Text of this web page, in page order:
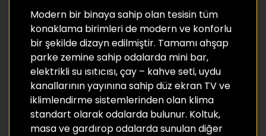
Modern bir binaya sahip olan tesisin tüm
konaklama birimleri de modern ve konforlu
bir şekilde dizayn edilmiştir. Tamamı ahşap
parke zemine sahip odalarda mini bar,
elektrikli su ısıtıcısı, çay – kahve seti, uydu
kanallarının yayınına sahip düz ekran TV ve
iklimlendirme sistemlerinden olan klima
standart olarak odalarda bulunur. Koltuk,
masa ve gardırop odalarda sunulan diğer